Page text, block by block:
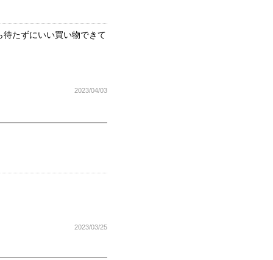
たずにいい買い物できて
2023/04/03
2023/03/25